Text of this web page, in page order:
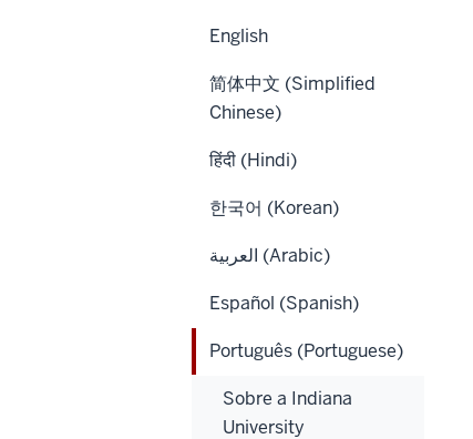
English
简体中文 (Simplified
Chinese)
हिंदी (Hindi)
한국어 (Korean)
العربية (Arabic)
Español (Spanish)
Português (Portuguese)
Sobre a Indiana
University